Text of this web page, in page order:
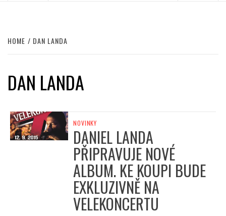
HOME DAN LANDA
DAN LANDA
NOVINKY
DANIEL LANDA
PŘIPRAVUJE NOVÉ
ALBUM. KE KOUPI BUDE
EXKLUZIVNĚ NA
VELEKONCERTU